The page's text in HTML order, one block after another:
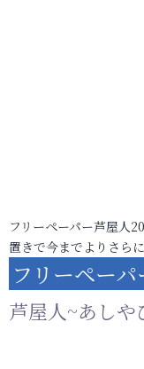
フリーペーパー芦屋人
置きで今までよりさら
フリーペー
芦屋人~あしや